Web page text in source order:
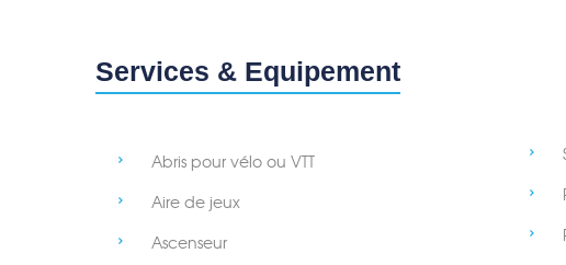
Services & Equipement
Abris pour vélo ou VTT
Aire de jeux
Ascenseur